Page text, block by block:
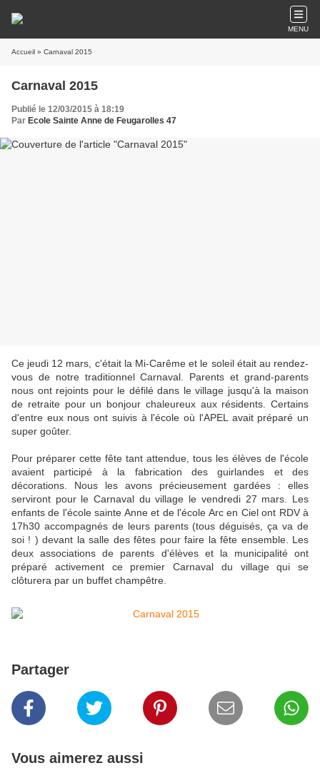
MENU
Accueil » Carnaval 2015
Carnaval 2015
Publié le 12/03/2015 à 18:19
Par Ecole Sainte Anne de Feugarolles 47
Ce jeudi 12 mars, c'était la Mi-Carême et le soleil était au rendez-
vous de notre traditionnel Carnaval. Parents et grand-parents
nous ont rejoints pour le défilé dans le village jusqu'à la maison
de retraite pour un bonjour chaleureux aux résidents. Certains
d'entre eux nous ont suivis à l'école où l'APEL avait préparé un
super goûter.
Pour préparer cette fête tant attendue, tous les élèves de l'école
avaient participé à la fabrication des guirlandes et des
décorations. Nous les avons précieusement gardées : elles
serviront pour le Carnaval du village le vendredi 27 mars. Les
enfants de l'école sainte Anne et de l'école Arc en Ciel ont RDV à
17h30 accompagnés de leurs parents (tous déguisés, ça va de
soi ! ) devant la salle des fêtes pour faire la fête ensemble. Les
deux associations de parents d'élèves et la municipalité ont
préparé activement ce premier Carnaval du village qui se
clôturera par un buffet champêtre.
Partager
Vous aimerez aussi